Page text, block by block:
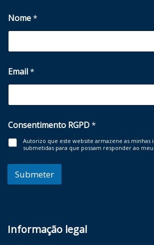
Nome*
Email*
Consentimento RGPD*
Autorizo que este website armazene as minhas
submetidas para que possam responder ao
Submeter
Informação legal